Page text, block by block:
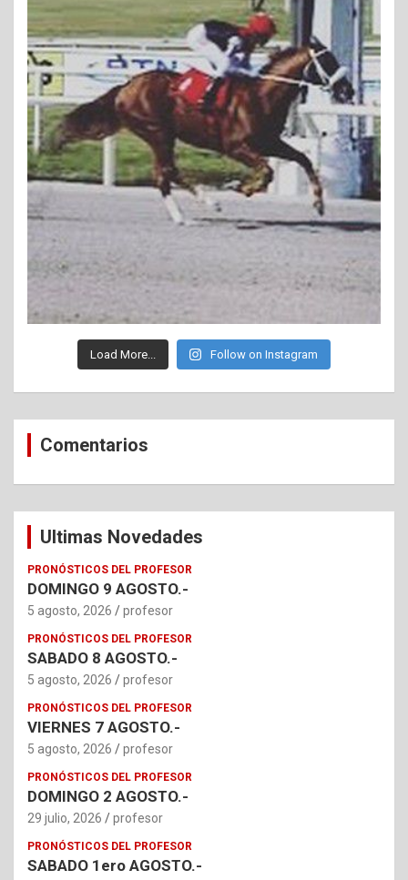
Load More... Follow on Instagram
Comentarios
Ultimas Novedades
PRONÓSTICOS DEL PROFESOR
DOMINGO 9 AGOSTO.-
5 agosto, 2026 profesor
PRONÓSTICOS DEL PROFESOR
SABADO 8 AGOSTO.-
5 agosto, 2026 profesor
PRONÓSTICOS DEL PROFESOR
VIERNES 7 AGOSTO.-
5 agosto, 2026 profesor
PRONÓSTICOS DEL PROFESOR
DOMINGO 2 AGOSTO.-
29 julio, 2026 profesor
PRONÓSTICOS DEL PROFESOR
SABADO 1ero AGOSTO.-